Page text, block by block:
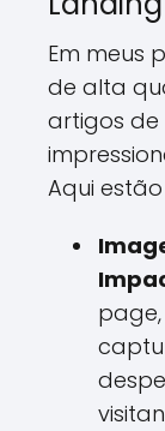
Em meus
de alta
artigos
Aqui